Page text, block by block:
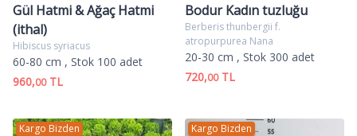
Gül Hatmi & Ağaç Hatmi
(ithal)
Hibiscus syriacus
60-80 cm , Stok 100 adet
960,00TL
Bodur Kadın tuzluğu
Berberis thunbergii f.
atropurpurea Nana
20-30 cm , Stok 300 adet
720,00TL
Kargo Bizden Kargo Bizden